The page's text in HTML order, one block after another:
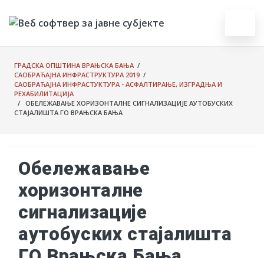
ГРАДСКА ОПШТИНА ВРАЊСКА БАЊА /
САОБРАЋАЈНА ИНФРАСТРУКТУРА 2019 /
САОБРАЋАЈНА ИНФРАСТУКТУРА - АСФАЛТИРАЊЕ, ИЗГРАДЊА И
РЕХАБИЛИТАЦИЈА
/ ОБЕЛЕЖАВАЊЕ ХОРИЗОНТАЛНЕ СИГНАЛИЗАЦИЈЕ АУТОБУСКИХ
СТАЈАЛИШТА ГО ВРАЊСКА БАЊА
Обележавање
хоризонталне
сигнализације
аутобуских стајалишта